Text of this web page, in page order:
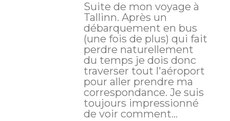
Suite de mon voyage à
Tallinn. Après un
débarquement en bus
(une fois de plus) qui fait
perdre naturellement
du temps je dois donc
traverser tout l'aéroport
pour aller prendre ma
correspondance. Je suis
toujours impressionné
de voir comment...